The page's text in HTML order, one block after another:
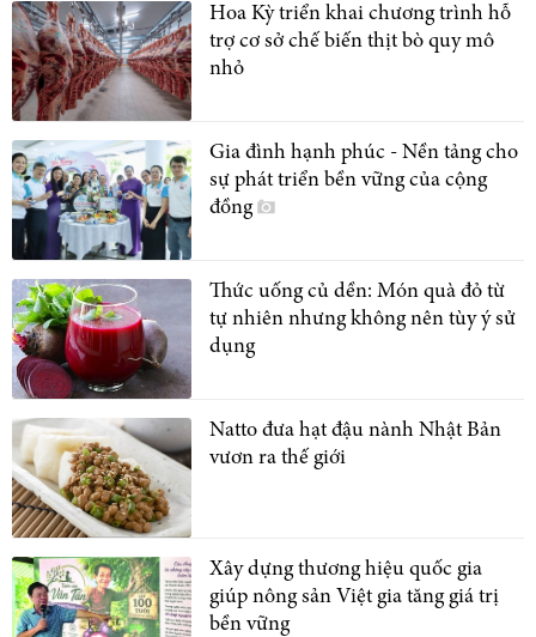
Hoa Kỳ triển khai chương trình hỗ
trợ cơ sở chế biến thịt bò quy mô
nhỏ
Gia đình hạnh phúc - Nền tảng cho
sự phát triển bền vững của cộng
đồng
Thức uống củ dền: Món quà đỏ từ
tự nhiên nhưng không nên tùy ý sử
dụng
Natto đưa hạt đậu nành Nhật Bản
vươn ra thế giới
Xây dựng thương hiệu quốc gia
giúp nông sản Việt gia tăng giá trị
bền vững